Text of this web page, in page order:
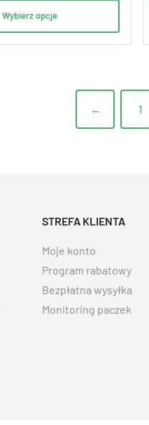
Wybierz opcje
← 1
STREFA KLIENTA
Moje konto
Program rabatowy
Bezpłatna wysyłka
Monitoring paczek